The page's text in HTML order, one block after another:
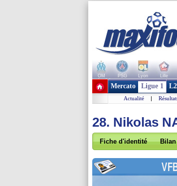
OM PSG Lyon Lille
+ de clubs
Mercato Ligue 1
Actualité |
28. Nikolas
Fiche d'identité Bilan